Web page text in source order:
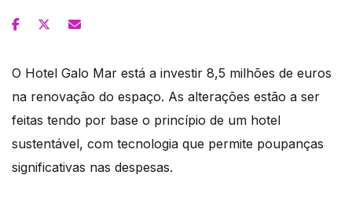
O Hotel Galo Mar está a investir 8,5 milhões de euros
na renovação do espaço. As alterações estão a ser
feitas tendo por base o princípio de um hotel
sustentável, com tecnologia que permite poupanças
significativas nas despesas.